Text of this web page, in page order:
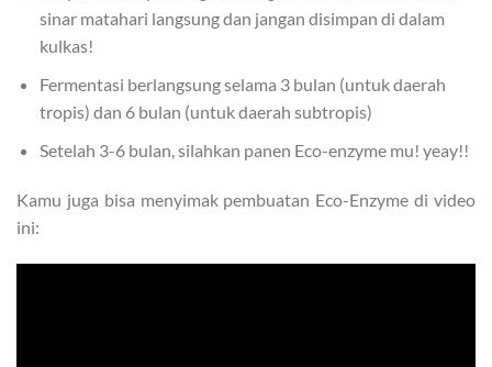
sinar matahari langsung dan jangan disimpan di dalam
kulkas!
Fermentasi berlangsung selama 3 bulan (untuk daerah
tropis) dan 6 bulan (untuk daerah subtropis)
Setelah 3-6 bulan, silahkan panen Eco-enzyme mu! yeay!!
Kamu juga bisa menyimak pembuatan Eco-Enzyme di video
ini: